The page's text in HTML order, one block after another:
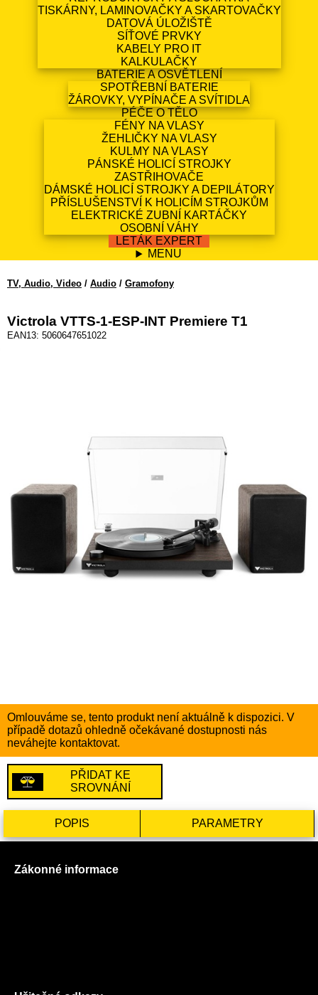
TISKÁRNY, LAMINOVAČKY A SKARTOVAČKY
DATOVÁ ÚLOŽIŠTĚ
SÍŤOVÉ PRVKY
KABELY PRO IT
KALKULAČKY
BATERIE A OSVĚTLENÍ
SPOTŘEBNÍ BATERIE
ŽÁROVKY, VYPÍNAČE A SVÍTIDLA
PÉČE O TĚLO
FÉNY NA VLASY
ŽEHLIČKY NA VLASY
KULMY NA VLASY
PÁNSKÉ HOLICÍ STROJKY
ZASTŘIHOVAČE
DÁMSKÉ HOLICÍ STROJKY A DEPILÁTORY
PŘÍSLUŠENSTVÍ K HOLICÍM STROJKŮM
ELEKTRICKÉ ZUBNÍ KARTÁČKY
OSOBNÍ VÁHY
LETÁK EXPERT
MENU
TV, Audio, Video / Audio / Gramofony
Victrola VTTS-1-ESP-INT Premiere T1
EAN13: 5060647651022
Omlouváme se, tento produkt není aktuálně k dispozici. V
případě dotazů ohledně očekávané dostupnosti nás
neváhejte kontaktovat.
PŘIDAT KE
SROVNÁNÍ
POPIS PARAMETRY
Zákonné informace